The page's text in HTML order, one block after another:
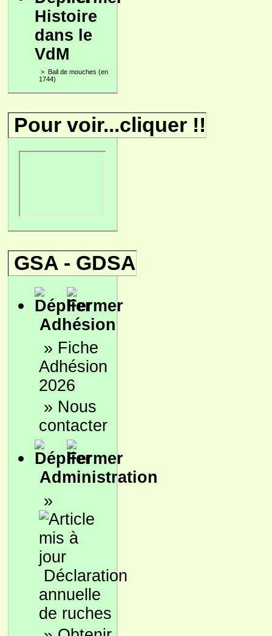
Histoire
dans le
VdM
> Bail de mouches (en
1744)
Pour voir...cliquer !!
GSA - GDSA
Adhésion
» Fiche
Adhésion
2026
» Nous
contacter
Administration
»
Déclaration
annuelle
de ruches